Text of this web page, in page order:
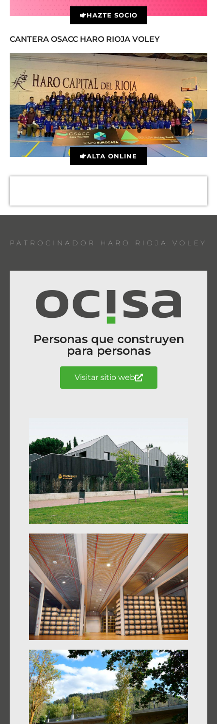
HAZTE SOCIO
CANTERA OSACC HARO RIOJA VOLEY
ALTA ONLINE
PATROCINADOR HARO RIOJA VOLEY
Personas que construyen
para personas
Visitar sitio web